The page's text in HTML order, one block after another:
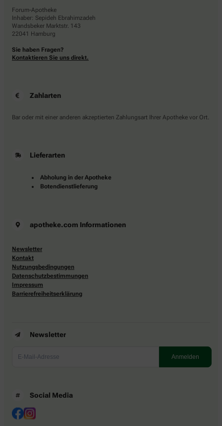
Forum-Apotheke
Inhaber: Sepideh Ebrahimzadeh
Wandsbeker Marktstr. 143
22041 Hamburg
Sie haben Fragen?
Kontaktieren Sie uns direkt.
Zahlarten
Bar oder mit einer anderen akzeptierten Zahlungsart Ihrer Apotheke vor Ort.
Lieferarten
Abholung in der Apotheke
Botendienstlieferung
apotheke.com Informationen
Newsletter
Kontakt
Nutzungsbedingungen
Datenschutzbestimmungen
Impressum
Barrierefreiheitserklärung
Newsletter
Social Media